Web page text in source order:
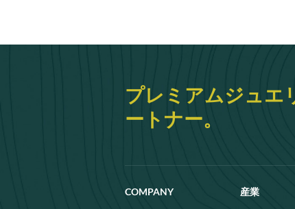
のパ
プレミアムジュエ
ートナー。
COMPANY 産業